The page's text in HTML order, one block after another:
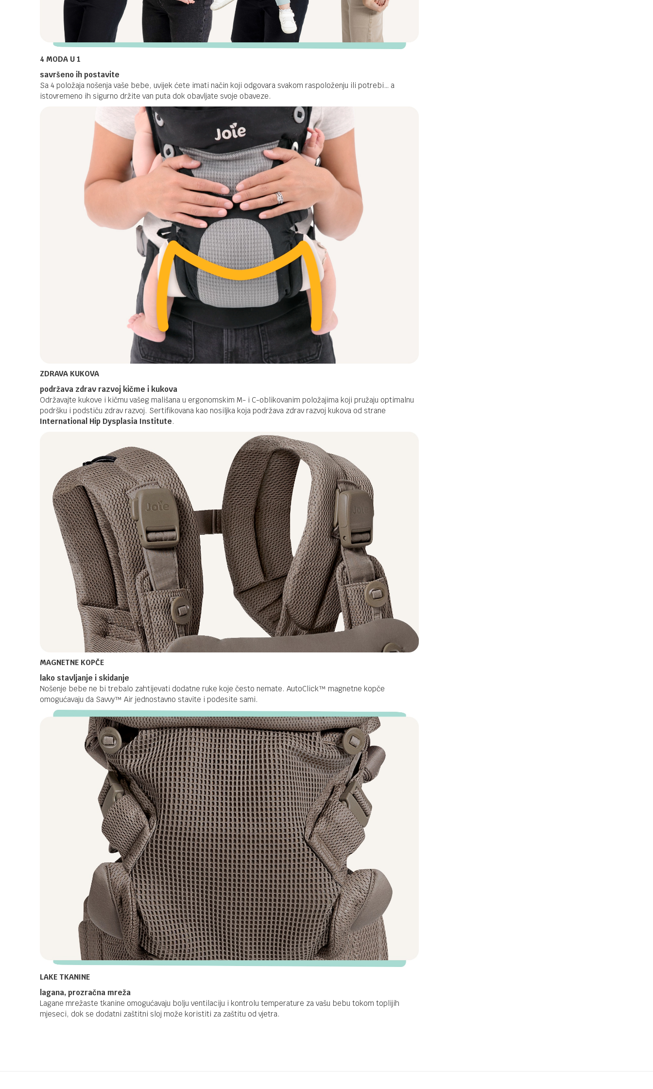
4 MODA U 1
savršeno ih postavite
Sa 4 položaja nošenja vaše bebe, uvijek ćete imati način koji odgovara svakom raspoloženju ili potrebi… a
istovremeno ih sigurno držite van puta dok obavljate svoje obaveze.
ZDRAVA KUKOVA
podržava zdrav razvoj kičme i kukova
Održavajte kukove i kičmu vašeg mališana u ergonomskim M- i C-oblikovanim položajima koji pružaju optimalnu
podršku i podstiču zdrav razvoj. Sertifikovana kao nosiljka koja podržava zdrav razvoj kukova od strane
International Hip Dysplasia Institute.
MAGNETNE KOPČE
lako stavljanje i skidanje
Nošenje bebe ne bi trebalo zahtijevati dodatne ruke koje često nemate. AutoClick™ magnetne kopče
omogućavaju da Savvy™ Air jednostavno stavite i podesite sami.
LAKE TKANINE
lagana, prozračna mreža
Lagane mrežaste tkanine omogućavaju bolju ventilaciju i kontrolu temperature za vašu bebu tokom toplijih
mjeseci, dok se dodatni zaštitni sloj može koristiti za zaštitu od vjetra.